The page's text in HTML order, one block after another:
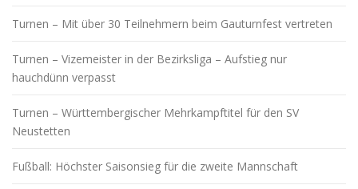
Turnen – Mit über 30 Teilnehmern beim Gauturnfest vertreten
Turnen – Vizemeister in der Bezirksliga – Aufstieg nur
hauchdünn verpasst
Turnen – Württembergischer Mehrkampftitel für den SV
Neustetten
Fußball: Höchster Saisonsieg für die zweite Mannschaft